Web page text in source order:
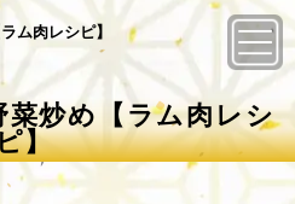
ム肉レシピ】
菜炒め【ラム肉レシ
】